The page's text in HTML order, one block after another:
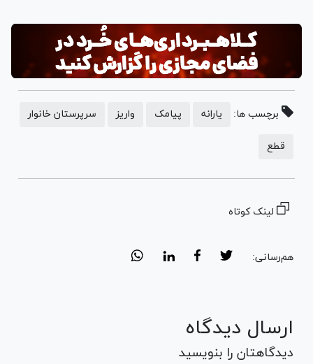
برچسب ها: یارانه پیامک واریز سرپرستان خانوار
قطع
لینک کوتاه
هم‌رسانی:
ارسال دیدگاه
دیدگاهتان را بنویسید